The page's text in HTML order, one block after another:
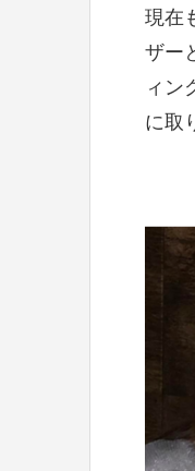
現在
ザー
ィン
に取